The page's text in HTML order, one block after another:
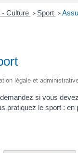
- Culture > Sport >
légale et
si vous
pratiquez le sport :